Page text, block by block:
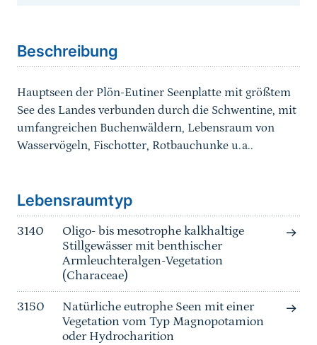
Beschreibung
Hauptseen der Plön-Eutiner Seenplatte mit größtem
See des Landes verbunden durch die Schwentine, mit
umfangreichen Buchenwäldern, Lebensraum von
Wasservögeln, Fischotter, Rotbauchunke u.a..
Lebensraumtyp
3140
Oligo- bis mesotrophe kalkhaltige
Stillgewässer mit benthischer
Armleuchteralgen-Vegetation
(Characeae)
3150
Natürliche eutrophe Seen mit einer
Vegetation vom Typ Magnopotamion
oder Hydrocharition